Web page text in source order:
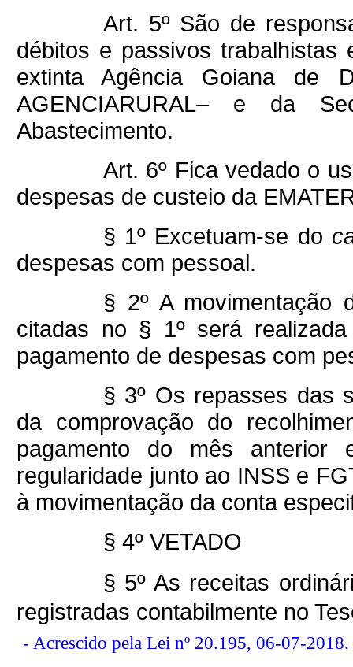
Art. 5º São de
débitos e passivos
extinta Agência Goiana de
AGENCIARURAL– e da
Abastecimento.
Art. 6º Fica vedado o
despesas de custeio da
§ 1º Excetuam-se do
despesas com pessoal.
§ 2º A movimentação
citadas no § 1º será
pagamento de despesas com
§ 3º Os repasses das
da comprovação do
pagamento do mês anterior
regularidade junto ao INSS e
à movimentação da conta
§ 4º VETADO
§ 5º As receitas
registradas contabilmente no
- Acrescido pela Lei nº 20.195, 06-07-2018.